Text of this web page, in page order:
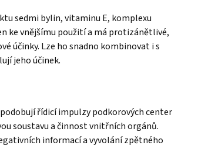
sedmi bylin, vitaminu E, komplexu
ke vnějšímu použití a má protizánětlivé,
účinky. Lze ho snadno kombinovat i s
jeho účinek.
řídicí impulzy podkorových center
soustavu a činnost vnitřních orgánů.
informací a vyvolání zpětného